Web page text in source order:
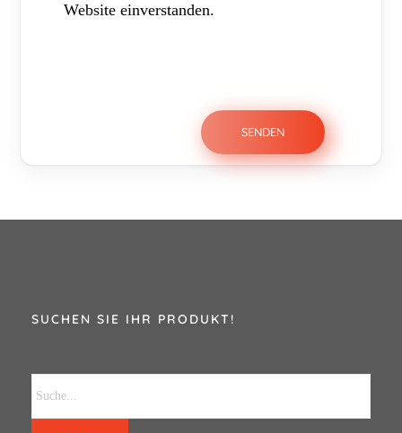
Website einverstanden.
SUCHEN SIE IHR PRODUKT!